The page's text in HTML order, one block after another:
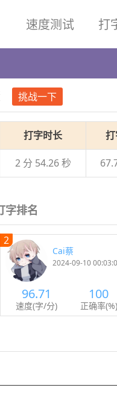
速度测试 打
挑战一下
打字时长
2 分 54.26 秒
字排名
2
Cai蔡
2024-09-10
96.71
速度(字/分)
100
正确率(%)